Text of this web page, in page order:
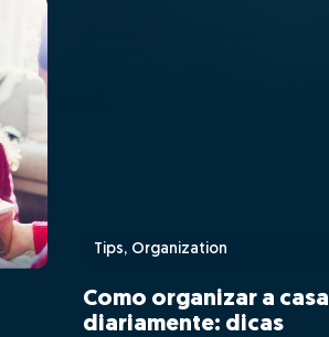
Tips, Organization
Como organizar a casa
diariamente: dicas